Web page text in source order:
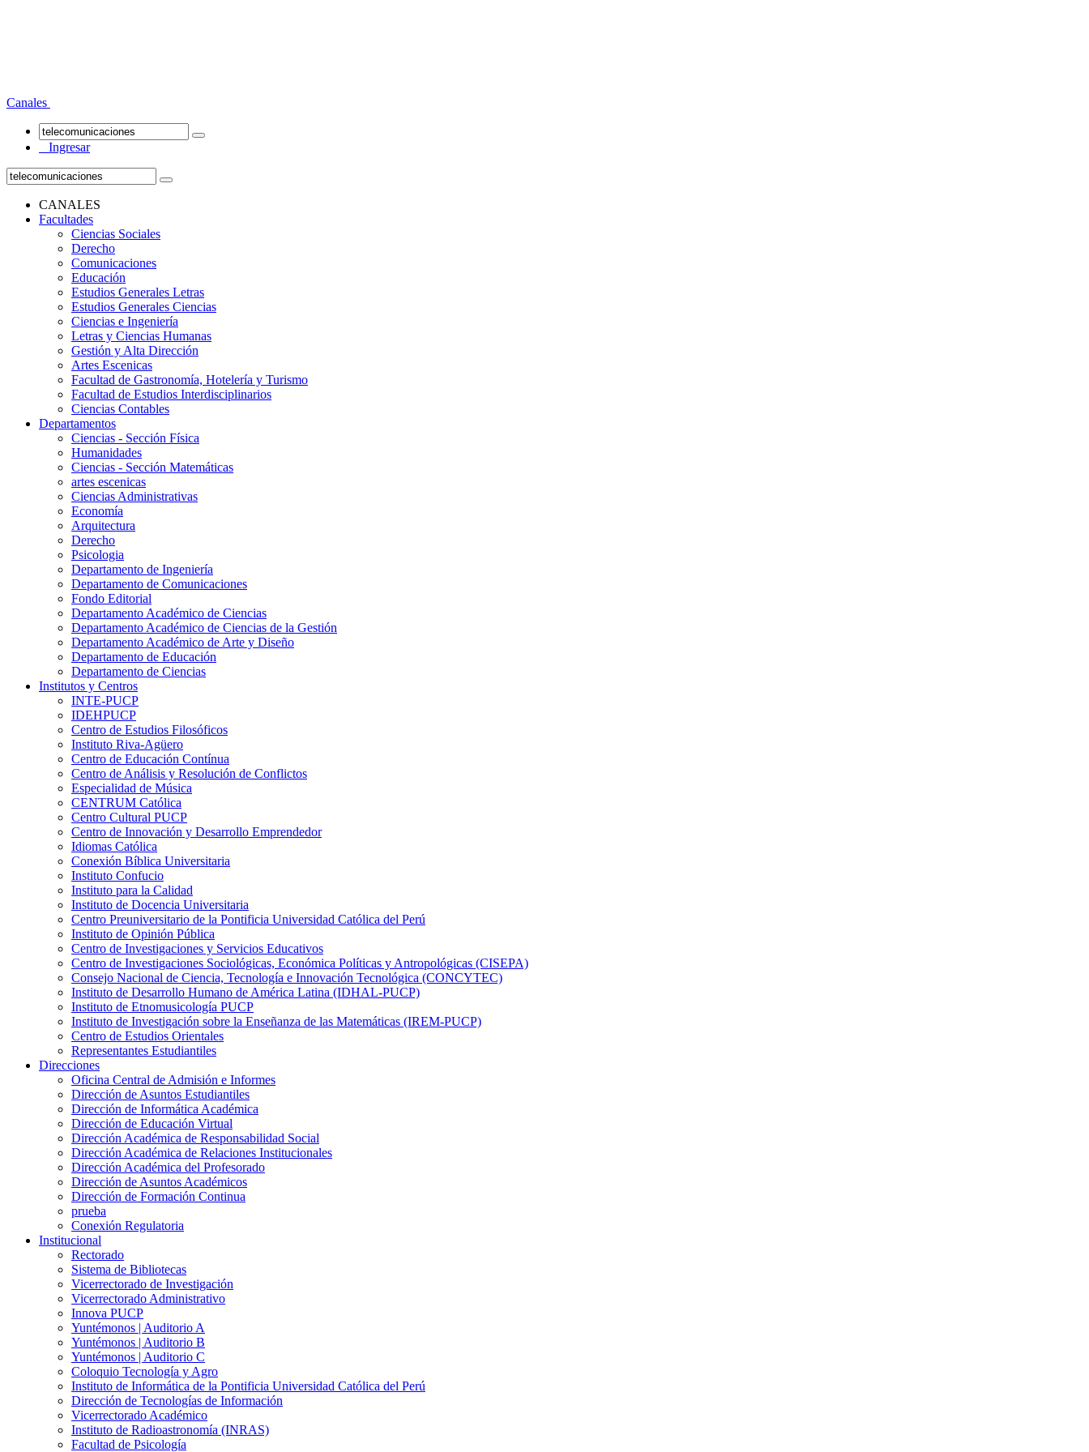
Canales
Ingresar
CANALES
Facultades
Ciencias Sociales
Derecho
Comunicaciones
Educación
Estudios Generales Letras
Estudios Generales Ciencias
Ciencias e Ingeniería
Letras y Ciencias Humanas
Gestión y Alta Dirección
Artes Escenicas
Facultad de Gastronomía, Hotelería y Turismo
Facultad de Estudios Interdisciplinarios
Ciencias Contables
Departamentos
Ciencias - Sección Física
Humanidades
Ciencias - Sección Matemáticas
artes escenicas
Ciencias Administrativas
Economía
Arquitectura
Derecho
Psicologia
Departamento de Ingeniería
Departamento de Comunicaciones
Fondo Editorial
Departamento Académico de Ciencias
Departamento Académico de Ciencias de la Gestión
Departamento Académico de Arte y Diseño
Departamento de Educación
Departamento de Ciencias
Institutos y Centros
INTE-PUCP
IDEHPUCP
Centro de Estudios Filosóficos
Instituto Riva-Agüero
Centro de Educación Contínua
Centro de Análisis y Resolución de Conflictos
Especialidad de Música
CENTRUM Católica
Centro Cultural PUCP
Centro de Innovación y Desarrollo Emprendedor
Idiomas Católica
Conexión Bíblica Universitaria
Instituto Confucio
Instituto para la Calidad
Instituto de Docencia Universitaria
Centro Preuniversitario de la Pontificia Universidad Católica del Perú
Instituto de Opinión Pública
Centro de Investigaciones y Servicios Educativos
Centro de Investigaciones Sociológicas, Económica Políticas y Antropológicas (CISEPA)
Consejo Nacional de Ciencia, Tecnología e Innovación Tecnológica (CONCYTEC)
Instituto de Desarrollo Humano de América Latina (IDHAL-PUCP)
Instituto de Etnomusicología PUCP
Instituto de Investigación sobre la Enseñanza de las Matemáticas (IREM-PUCP)
Centro de Estudios Orientales
Representantes Estudiantiles
Direcciones
Oficina Central de Admisión e Informes
Dirección de Asuntos Estudiantiles
Dirección de Informática Académica
Dirección de Educación Virtual
Dirección Académica de Responsabilidad Social
Dirección Académica de Relaciones Institucionales
Dirección Académica del Profesorado
Dirección de Asuntos Académicos
Dirección de Formación Continua
prueba
Conexión Regulatoria
Institucional
Rectorado
Sistema de Bibliotecas
Vicerrectorado de Investigación
Vicerrectorado Administrativo
Innova PUCP
Yuntémonos | Auditorio A
Yuntémonos | Auditorio B
Yuntémonos | Auditorio C
Coloquio Tecnología y Agro
Instituto de Informática de la Pontificia Universidad Católica del Perú
Dirección de Tecnologías de Información
Vicerrectorado Académico
Instituto de Radioastronomía (INRAS)
Facultad de Psicología